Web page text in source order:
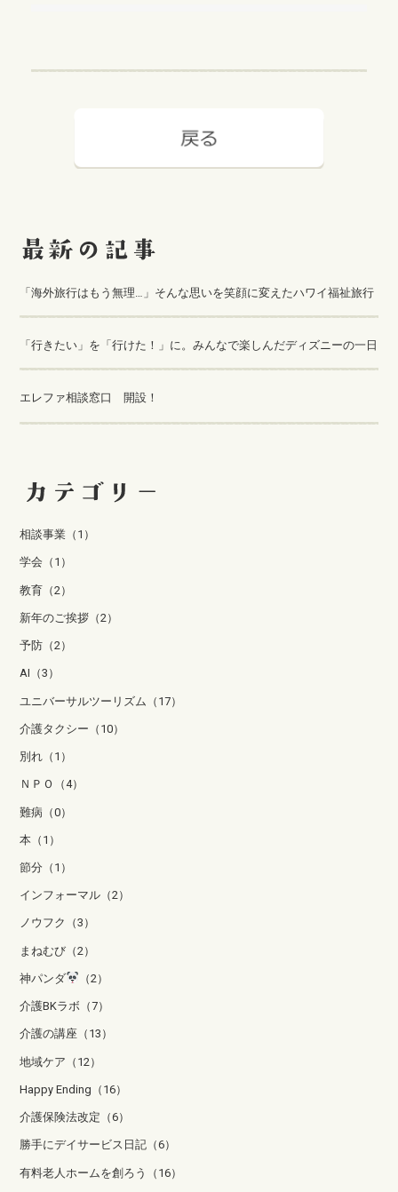
「海外旅行はもう無理…」そんな思いを笑顔に変えたハワイ福祉旅行
「行きたい」を「行けた！」に。みんなで楽しんだディズニーの一日
エレファ相談窓口 開設！
相談事業（1）
学会（1）
教育（2）
新年のご挨拶（2）
予防（2）
AI（3）
ユニバーサルツーリズム（17）
介護タクシー（10）
別れ（1）
ＮＰＯ（4）
難病（0）
本（1）
節分（1）
インフォーマル（2）
ノウフク（3）
まねむび（2）
神パンダ （2）
介護BKラボ（7）
介護の講座（13）
地域ケア（12）
Happy Ending（16）
介護保険法改定（6）
勝手にデイサービス日記（6）
有料老人ホームを創ろう（16）